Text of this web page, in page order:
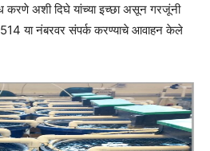
करणे अशी दिघे यांच्या इच्छा असून गरजूंनी
या नंबरवर संपर्क करण्याचे आवाहन केले